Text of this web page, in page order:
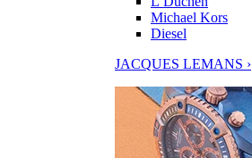
Michael Kors
Diesel
JACQUES LEMANS ›